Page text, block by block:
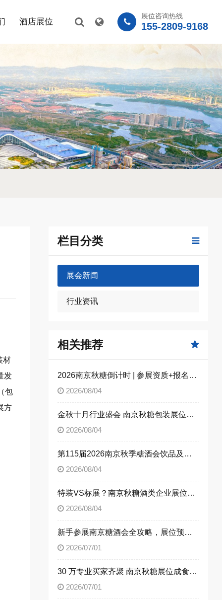
展位咨询热线
155-2809-9168
酒店展位
材
发
包
方
栏目分类
展会新闻
行业资讯
相关推荐
2026南京秋糖倒计时 | 参展资质+报名流程全攻略，别因手续不全错失良机（附材料清单）
2026/08/04
金秋十月行业盛会 南京秋糖包装展位限时合规抢订
2026/08/04
第115届2026南京秋季糖酒会饮品及乳制品展区展位申请技巧
2026/08/04
特装VS标展？南京秋糖酒类企业展位选择指南
2026/08/04
新手参展南京糖酒会全攻略，展位预定流程一次性讲清楚
2026/07/01
30 万专业买家齐聚 南京秋糖展位成食饮企业招商首选阵地
2026/07/01